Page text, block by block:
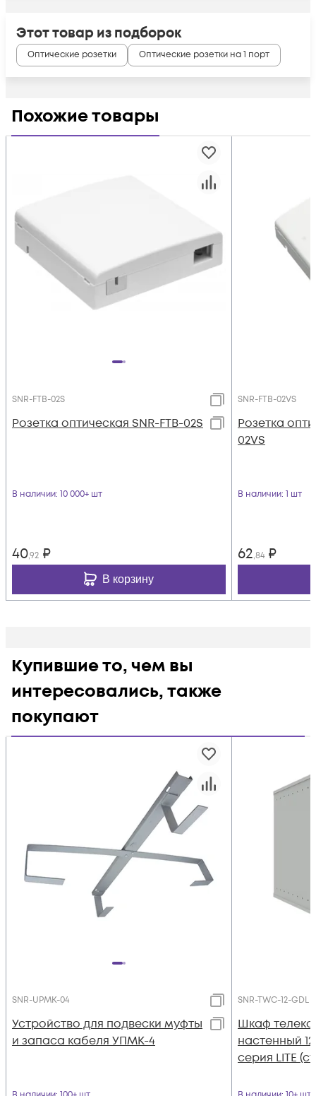
Этот товар из подборок
Оптические розетки Оптические розетки на 1 порт
Похожие товары
SNR-FTB-02S
Розетка оптическая SNR-FTB-02S
В наличии: 10 000+ шт
40,92 ₽
В корзину
SNR-FTB-02VS
Розетка
02VS
В наличии: 1 шт
62,84 ₽
Купившие то, чем вы
интересовались, также
покупают
SNR-UPMK-04
Устройство для подвески муфты
и запаса кабеля УПМК-4
SNR-TWC-12-GDL
Шкаф
настенный
серия LITE